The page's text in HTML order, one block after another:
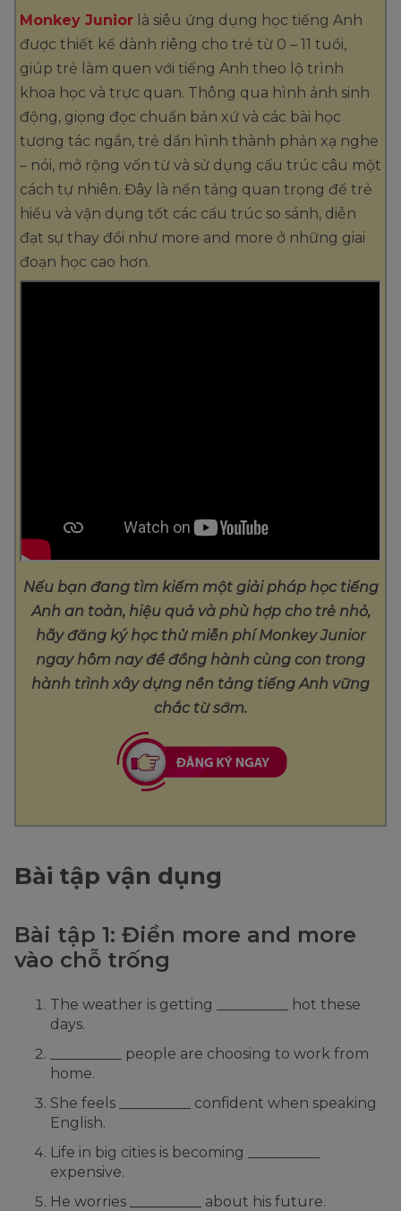
Monkey Junior là siêu ứng dụng học tiếng Anh
được thiết kế dành riêng cho trẻ từ 0 – 11 tuổi,
giúp trẻ làm quen với tiếng Anh theo lộ trình
khoa học và trực quan. Thông qua hình ảnh sinh
động, giọng đọc chuẩn bản xứ và các bài học
tương tác ngắn, trẻ dần hình thành phản xạ nghe
– nói, mở rộng vốn từ và sử dụng cấu trúc câu một
cách tự nhiên. Đây là nền tảng quan trọng để trẻ
hiểu và vận dụng tốt các cấu trúc so sánh, diễn
đạt sự thay đổi như more and more ở những giai
đoạn học cao hơn.
Nếu bạn đang tìm kiếm một giải pháp học tiếng
Anh an toàn, hiệu quả và phù hợp cho trẻ nhỏ,
hãy đăng ký học thử miễn phí Monkey Junior
ngay hôm nay để đồng hành cùng con trong
hành trình xây dựng nền tảng tiếng Anh vững
chắc từ sớm.
Bài tập vận dụng
Bài tập 1: Điền more and more
vào chỗ trống
The weather is getting __________ hot these
days.
__________ people are choosing to work from
home.
She feels __________ confident when speaking
English.
Life in big cities is becoming __________
expensive.
He worries __________ about his future.